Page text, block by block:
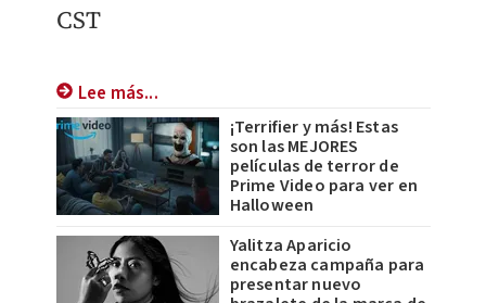
CST
Lee más...
¡Terrifier y más! Estas
son las MEJORES
películas de terror de
Prime Video para ver en
Halloween
Yalitza Aparicio
encabeza campaña para
presentar nuevo